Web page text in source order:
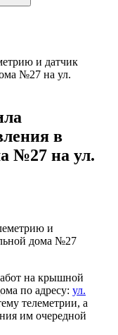
и датчик
№27 на ул.
в
№27 на ул.
на крышной
по адресу: ул.
телеметрии, а
им очередной